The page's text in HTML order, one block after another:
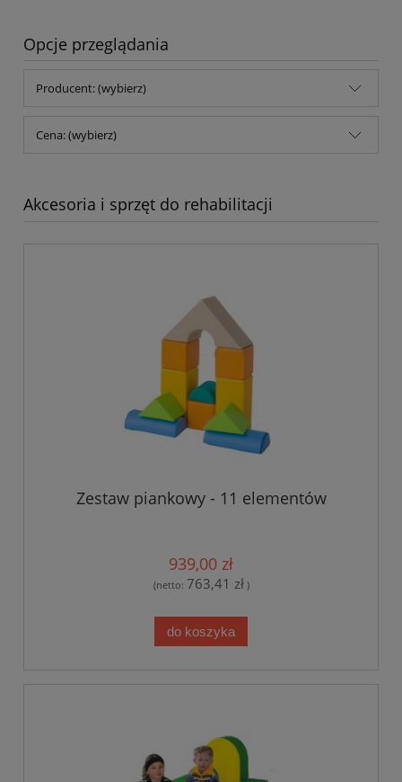
Opcje przeglądania
Producent: (wybierz)
Cena: (wybierz)
Akcesoria i sprzęt do rehabilitacji
Zestaw piankowy - 11 elementów
939,00 zł
(netto: 763,41 zł)
do koszyka